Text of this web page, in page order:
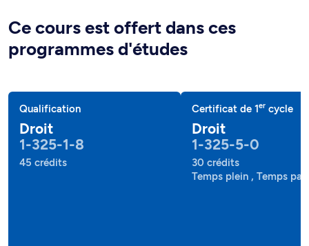
Ce cours est offert dans ces
programmes d'études
Qualification
Droit
1-325-1-8
45 crédits
Certificat de 1er cycle
Droit
1-325-5-0
30 crédits
Temps plein , Temps